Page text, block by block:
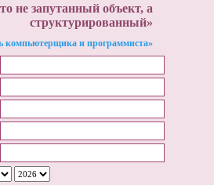
не запутанный объект, а
структурированный»
компьютерщика и программиста»